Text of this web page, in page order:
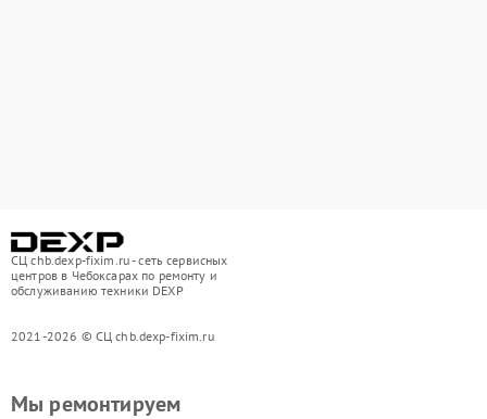
СЦ chb.dexp-fixim.ru - сеть сервисных
центров в Чебоксарах по ремонту и
обслуживанию техники DEXP
2021-2026 © СЦ chb.dexp-fixim.ru
Мы ремонтируем